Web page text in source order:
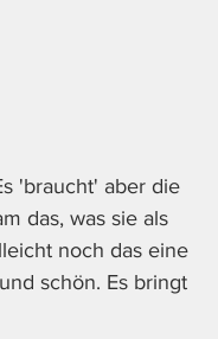
'braucht' aber die
das, was sie als
noch das eine
schön. Es bringt